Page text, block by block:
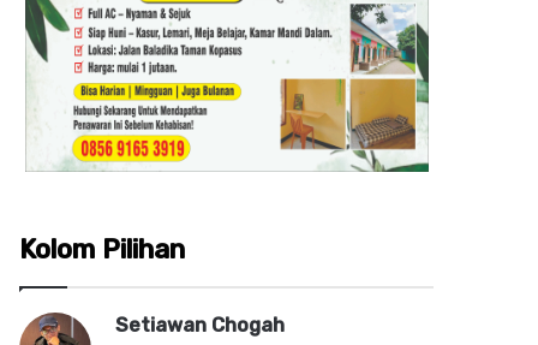
Kolom Pilihan
Setiawan Chogah